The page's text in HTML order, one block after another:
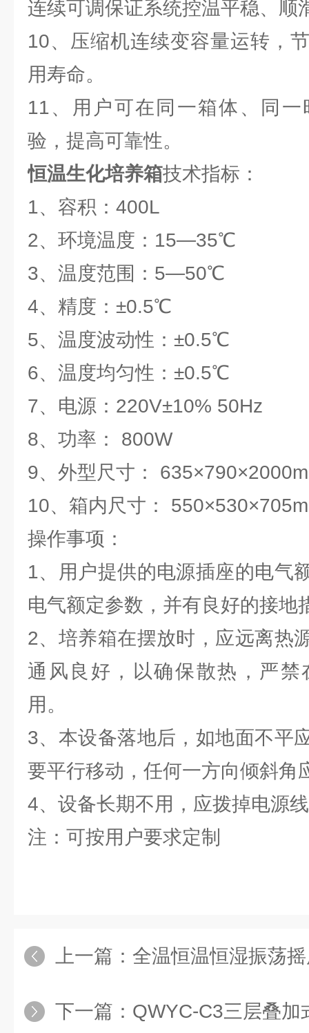
连续可调保证系统控温平稳、顺
10、压缩机连续变容量运转，
用寿命。
11、用户可在同一箱体、同
验，提高可靠性。
恒温生化培养箱技术指标：
1、容积：400L
2、环境温度：15—35℃
3、温度范围：5—50℃
4、精度：±0.5℃
5、温度波动性：±0.5℃
6、温度均匀性：±0.5℃
7、电源：220V±10% 50Hz
8、功率： 800W
9、外型尺寸：
10、箱内尺寸：
操作事项：
1、用户提供的电源插座的电气
电气额定参数，并有良好的接地
2、培养箱在摆放时，应远离热
通风良好，以确保散热，严
用。
3、本设备落地后，如地面不平
要平行移动，任何一方向倾斜角
4、设备长期不用，应拨掉电源
注：可按用户要求定制
上一篇： 全温恒温恒湿振荡
下一篇： QWYC-C3三层叠加